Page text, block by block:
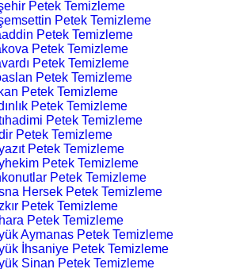
Petek Temizleme
Petek Temizleme
Petek Temizleme
Petek Temizleme
Petek Temizleme
Petek Temizleme
Petek Temizleme
Petek Temizleme
Petek Temizleme
Petek Temizleme
Petek Temizleme
Petek Temizleme
Petek Temizleme
Hersek Petek Temizleme
Petek Temizleme
Petek Temizleme
Aymanas Petek Temizleme
İhsaniye Petek Temizleme
Sinan Petek Temizleme